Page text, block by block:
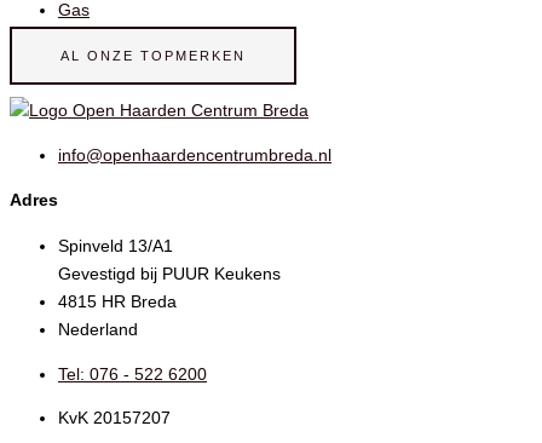
Gas
AL ONZE TOPMERKEN
info@openhaardencentrumbreda.nl
Adres
Spinveld 13/A1
Gevestigd bij PUUR Keukens
4815 HR Breda
Nederland
Tel: 076 - 522 6200
KvK 20157207